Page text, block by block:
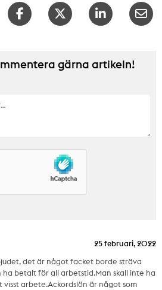
gärna artikeln!
25 februari, 2022
det är något facket borde sträva
ha betalt för all arbetstid.Man skall inte ha
arbete.Ackordslön är något som